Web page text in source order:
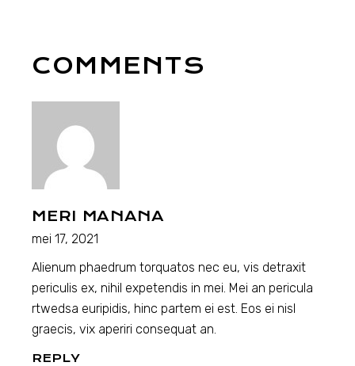
COMMENTS
MERI MANANA
mei 17, 2021
Alienum phaedrum torquatos nec eu, vis detraxit
periculis ex, nihil expetendis in mei. Mei an pericula
rtwedsa euripidis, hinc partem ei est. Eos ei nisl
graecis, vix aperiri consequat an.
REPLY